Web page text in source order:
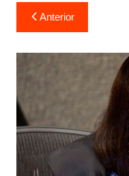
Navegação
de
Post
Anterior